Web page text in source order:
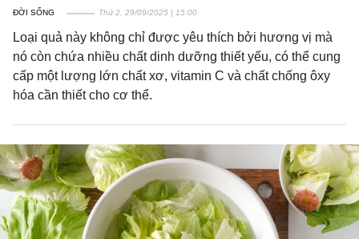
ĐỜI SỐNG Thứ 2, 29/09/2025 | 15:00
Loại quả này không chỉ được yêu thích bởi hương vị mà
nó còn chứa nhiều chất dinh dưỡng thiết yếu, có thể cung
cấp một lượng lớn chất xơ, vitamin C và chất chống ôxy
hóa cần thiết cho cơ thể.